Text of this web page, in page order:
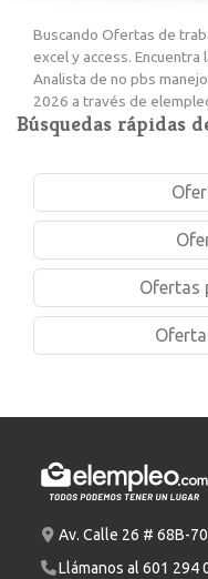
Buscando Ofertas de
excel y access.
Analista de no pbs
2026 a través de
Búsquedas rápidas
Ofertas
Av. Calle 26 # 68B-
Llámanos al 601 294